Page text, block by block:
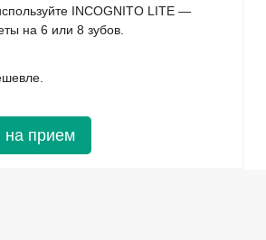
INCOGNITO LITE —
на 6 или 8 зубов.
на прием